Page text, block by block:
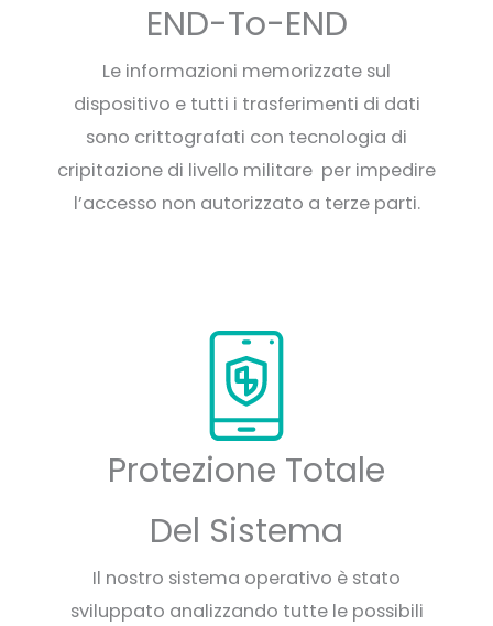
END-To-END
Le informazioni memorizzate sul
dispositivo e tutti i trasferimenti di dati
sono crittografati con tecnologia di
cripitazione di livello militare per impedire
l’accesso non autorizzato a terze parti.
Protezione Totale
Del Sistema
Il nostro sistema operativo è stato
sviluppato analizzando tutte le possibili